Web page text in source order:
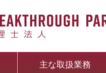
主な取扱業務